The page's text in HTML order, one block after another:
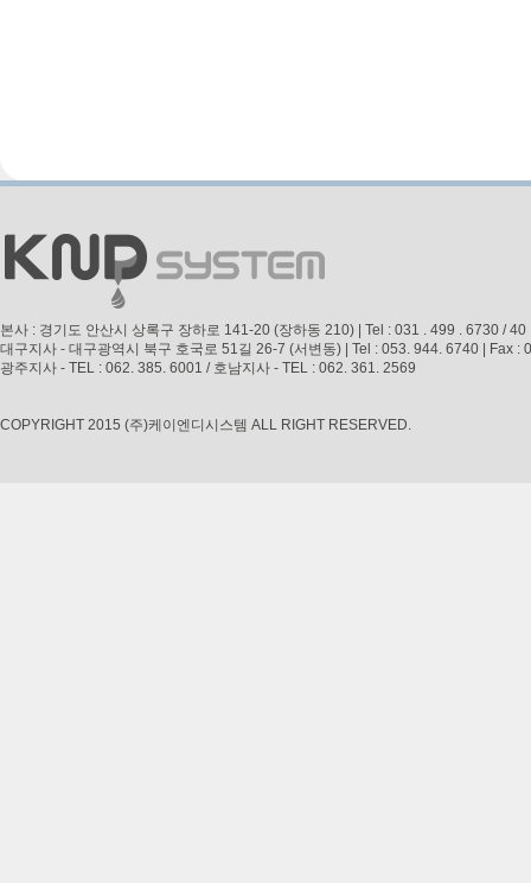
본사 : 경기도 안산시 상록구 장하로 141-20 (장하동 210) | Tel : 031 . 499 . 6730 /
대구지사 - 대구광역시 북구 호국로 51길 26-7 (서변동) | Tel : 053. 944. 6740 | Fax
광주지사 - TEL : 062. 385. 6001 / 호남지사 - TEL : 062. 361. 2569
COPYRIGHT 2015 (주)케이엔디시스템 ALL RIGHT RESERVED.